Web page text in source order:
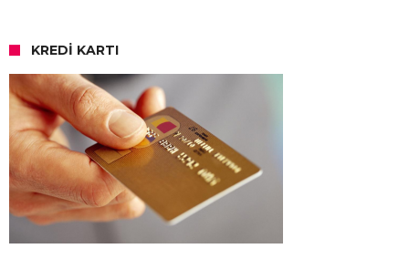
KREDI KARTI